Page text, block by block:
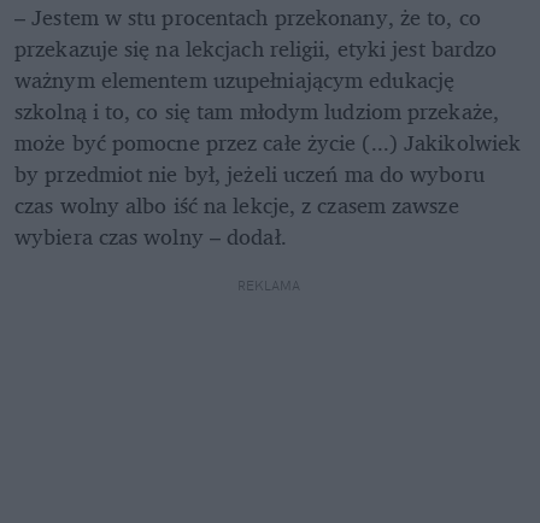
– Jestem w stu procentach przekonany, że to, co
przekazuje się na lekcjach religii, etyki jest bardzo
ważnym elementem uzupełniającym edukację
szkolną i to, co się tam młodym ludziom przekaże,
może być pomocne przez całe życie (...) Jakikolwiek
by przedmiot nie był, jeżeli uczeń ma do wyboru
czas wolny albo iść na lekcje, z czasem zawsze
wybiera czas wolny – dodał.
REKLAMA